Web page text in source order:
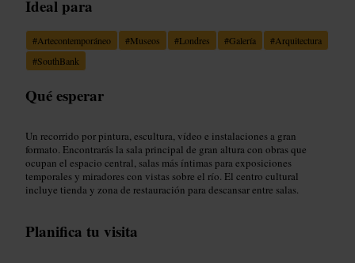
Ideal para
#Artecontemporáneo #Museos #Londres #Galería #Arquitectura
#SouthBank
Qué esperar
Un recorrido por pintura, escultura, vídeo e instalaciones a gran
formato. Encontrarás la sala principal de gran altura con obras que
ocupan el espacio central, salas más íntimas para exposiciones
temporales y miradores con vistas sobre el río. El centro cultural
incluye tienda y zona de restauración para descansar entre salas.
Planifica tu visita